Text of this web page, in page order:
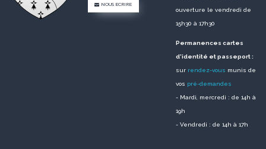
NOUS ECRIRE
ouverture le vendredi de
15h30 à 17h30
Permanences cartes
d'identité et passeport :
sur rendez-vous munis de
vos pré-demandes
- Mardi, mercredi : de 14h à
19h
- Vendredi : de 14h à 17h